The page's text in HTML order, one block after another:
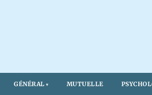
GÉNÉRAL MUTUELLE